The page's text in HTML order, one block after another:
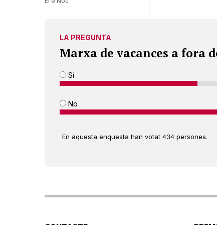
LA PREGUNTA
Marxa de vacances a fora
Sí
No
En aquesta enquesta han votat 434 persones.